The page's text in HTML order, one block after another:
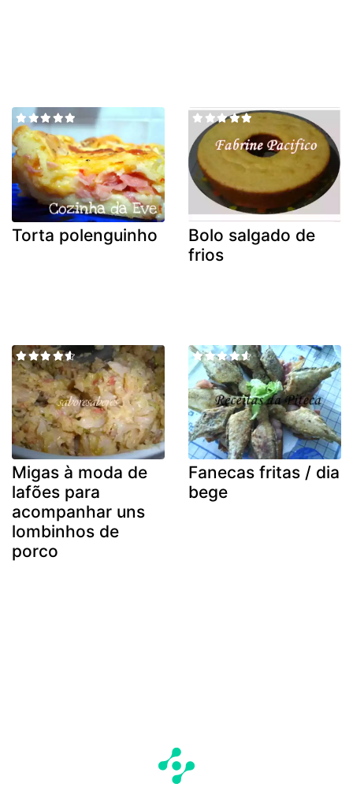
Torta polenguinho
Bolo salgado de
frios
Migas à moda de
lafões para
acompanhar uns
lombinhos de
porco
Fanecas fritas / dia
bege